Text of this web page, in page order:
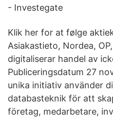
- Investegate
Klik her for at følge
Asiakastieto, Nordea,
digitaliserar handel av
Publiceringsdatum 27
unika initiativ använder
databasteknik för att
företag, medarbetare,